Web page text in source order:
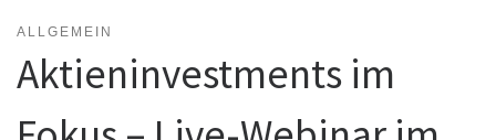
ALLGEMEIN
Aktieninvestments im